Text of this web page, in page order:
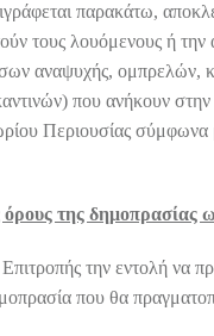
παρακάτω,
τους λουόμενους ή
αναψυχής, ομπρελών,
που ανήκουν στην
Περιουσίας
όρους της δημοπρασίας
την εντολή να
που θα